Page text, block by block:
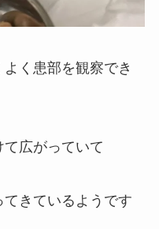
く患部を観察でき
広がっていて
きているようです